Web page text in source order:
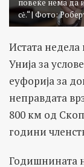
повеќе нема да
сѐ.“ | Фото:
Истата
Унија за
еуфорија за
неправдата
800 км од
години
Годишнината